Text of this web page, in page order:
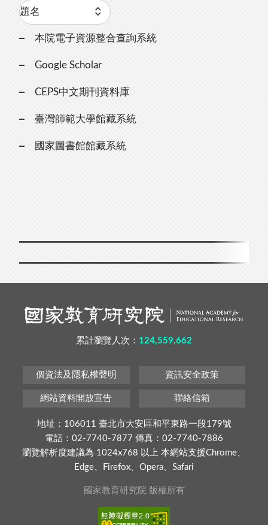
本院電子資源整合查詢系統
Google Scholar
CEPS中文期刊資料庫
臺灣師範大學館藏系統
國家圖書館館藏系統
累計瀏覽人次： 124,559,662
個資法及隱私權聲明 資訊安全政策
網站資料開放宣告 聯絡信箱
地址：106011 臺北市大安區和平東路一段179號
電話：02-7740-7877 傳真：02-7740-7886
瀏覽解析度建議為 1024x768 以上 本網站支援Chrome、
Edge、Firefox、Opera、Safari
國家教育研究院 版權所有